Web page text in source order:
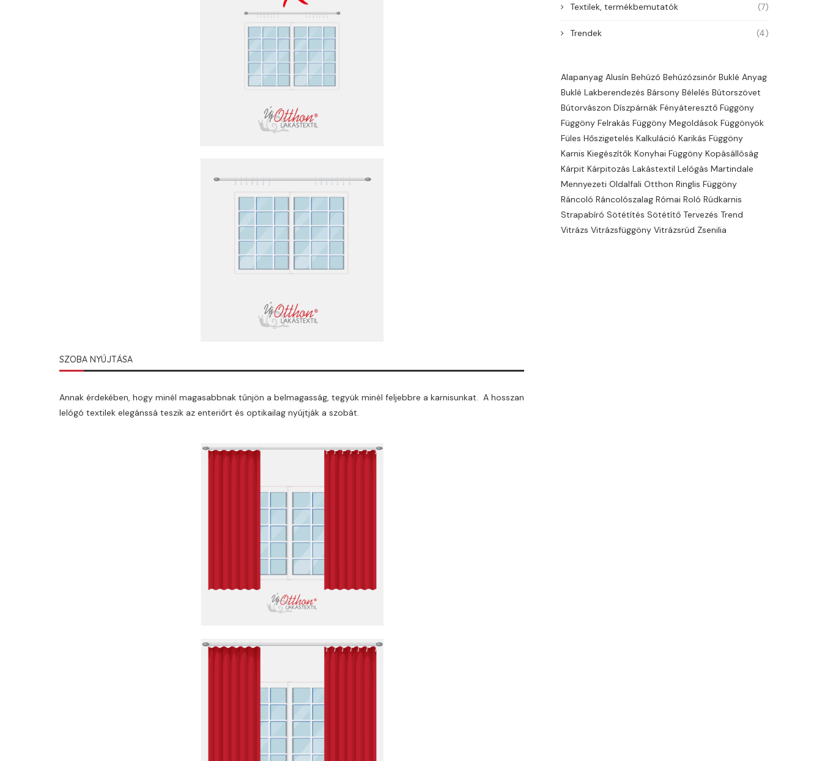
SZOBA NYÚJTÁSA
Annak érdekében, hogy minél magasabbnak tűnjön a belmagasság, tegyük minél feljebbre a karnisunkat. A hosszan
lelógó textilek elegánssá teszik az enteriőrt és optikailag nyújtják a szobát.
Textilek, termékbemutatók (7)
Trendek (4)
Alapanyag Alusín Behúzó Behúzózsinór Buklé Anyag
Buklé Lakberendezés Bársony Bélelés Bútorszövet
Bútorvászon Díszpárnák Fényáteresztő Függöny
Függöny Felrakás Függöny Megoldások Függönyök
Füles Hőszigetelés Kalkuláció Karikás Függöny
Karnis Kiegészítők Konyhai Függöny Kopásállóság
Kárpit Kárpitozás Lakástextil Lelógás Martindale
Mennyezeti Oldalfali Otthon Ringlis Függöny
Ráncoló Ráncolószalag Római Roló Rúdkarnis
Strapabíró Sötétítés Sötétítő Tervezés Trend
Vitrázs Vitrázsfüggöny Vitrázsrúd Zsenilia